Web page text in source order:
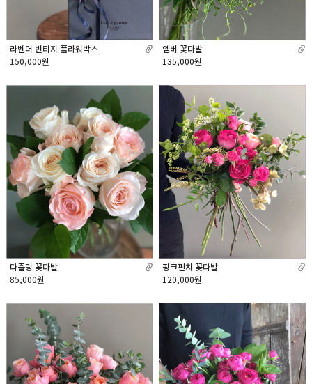
라벤더 빈티지 플라워박스
150,000원
엠버 꽃다발
135,000원
다즐링 꽃다발
85,000원
핑크펀치 꽃다발
120,000원